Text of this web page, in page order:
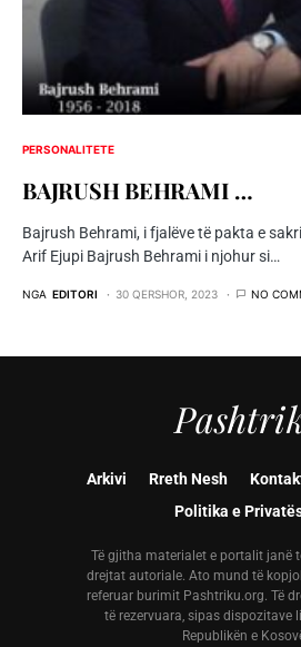
PERSONALITETE
BAJRUSH BEHRAMI …
Bajrush Behrami, i fjalëve të pakta e
Arif Ejupi Bajrush Behrami i njohur si…
NGA EDITORI 30 QERSHOR, 2023 NO
Arkivi Rreth Nesh
Politika e
Të gjitha materialet e portalit janë
drejtat autoriale. Ato mund të
referuar burimit Pashtriku.org. Të
të rezervuara, sipas dispozitave
Republikën e